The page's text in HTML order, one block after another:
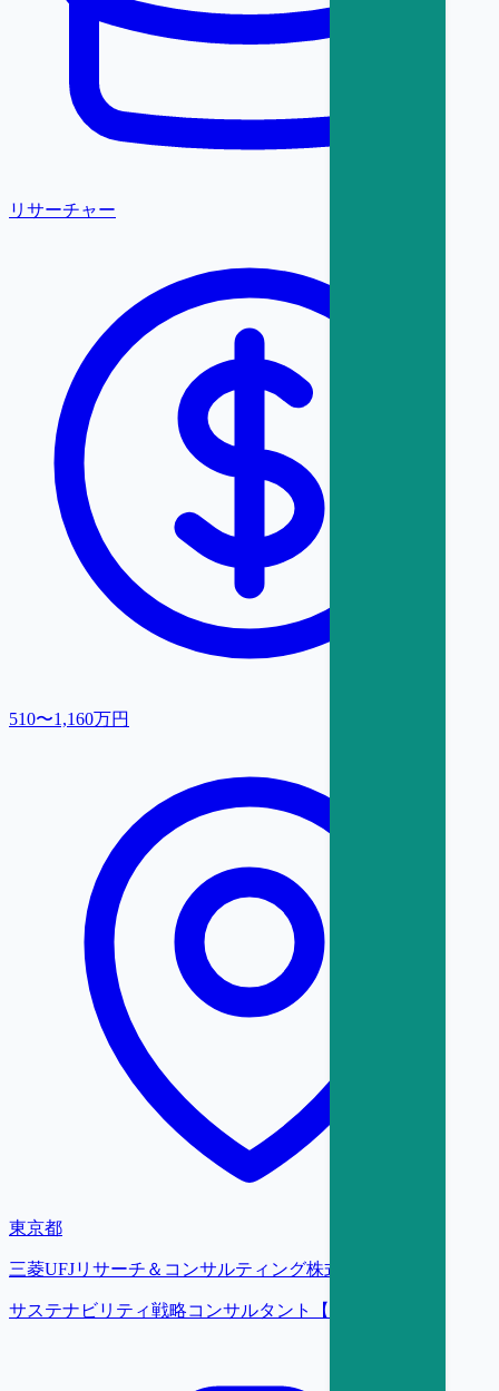
リサーチャー
510〜1,160万円
東京都
三菱UFJリサーチ＆コンサルティング株式会社
サステナビリティ戦略コンサルタント【大阪】